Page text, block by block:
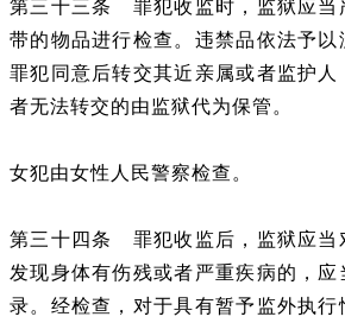
第三十三条 罪犯收监时，监狱应当
带的物品进行检查。违禁品依法予
罪犯同意后转交其近亲属或者监护
者无法转交的由监狱代为保管。
女犯由女性人民警察检查。
第三十四条 罪犯收监后，监狱应当
发现身体有伤残或者严重疾病的，
录。经检查，对于具有暂予监外执行